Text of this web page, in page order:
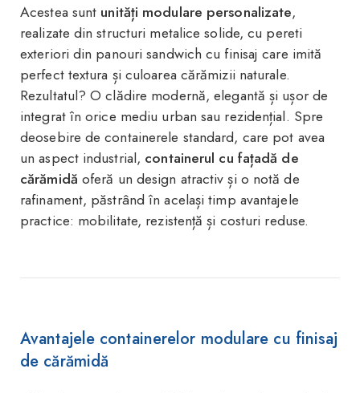
Acestea sunt unități modulare personalizate,
realizate din structuri metalice solide, cu pereti
exteriori din panouri sandwich cu finisaj care imită
perfect textura și culoarea cărămizii naturale.
Rezultatul? O clădire modernă, elegantă și ușor de
integrat în orice mediu urban sau rezidențial. Spre
deosebire de containerele standard, care pot avea
un aspect industrial, containerul cu fațadă de
cărămidă oferă un design atractiv și o notă de
rafinament, păstrând în același timp avantajele
practice: mobilitate, rezistență și costuri reduse.
Avantajele containerelor modulare cu finisaj
de cărămidă